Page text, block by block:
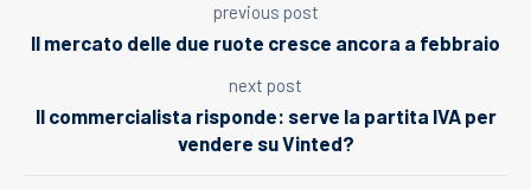
previous post
Il mercato delle due ruote cresce ancora a febbraio
next post
Il commercialista risponde: serve la partita IVA per
vendere su Vinted?